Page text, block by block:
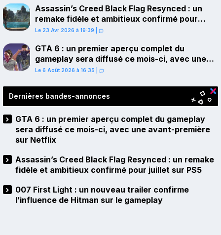
Assassin’s Creed Black Flag Resynced : un
remake fidèle et ambitieux confirmé pour
juillet sur PS5
Le 23 Avr 2026 à 19:39
GTA 6 : un premier aperçu complet du
gameplay sera diffusé ce mois-ci, avec une
avant-première sur Netflix
Le 6 Août 2026 à 16:35
Dernières bandes-annonces
GTA 6 : un premier aperçu complet du gameplay
sera diffusé ce mois-ci, avec une avant-première
sur Netflix
Assassin’s Creed Black Flag Resynced : un remake
fidèle et ambitieux confirmé pour juillet sur PS5
007 First Light : un nouveau trailer confirme
l’influence de Hitman sur le gameplay